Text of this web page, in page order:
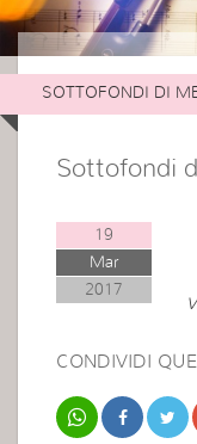
SOTTOFONDI DI
Sottofondi
19
Mar
2017
CONDIVIDI